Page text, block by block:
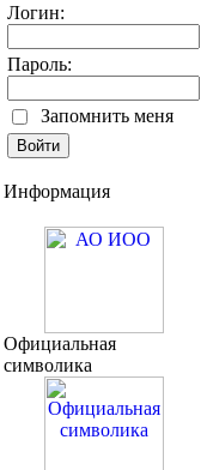
Логин:
Пароль:
Запомнить меня
Информация
Официальная
символика